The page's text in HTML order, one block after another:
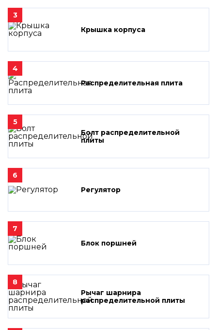
3
Крышка корпуса
4
Распределительная плита
5
Болт распределительной
плиты
6
Регулятор
7
Блок поршней
8
Рычаг шарнира
распределительной плиты